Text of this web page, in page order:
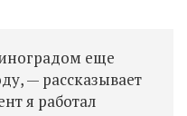
еще
— рассказывает
я работал